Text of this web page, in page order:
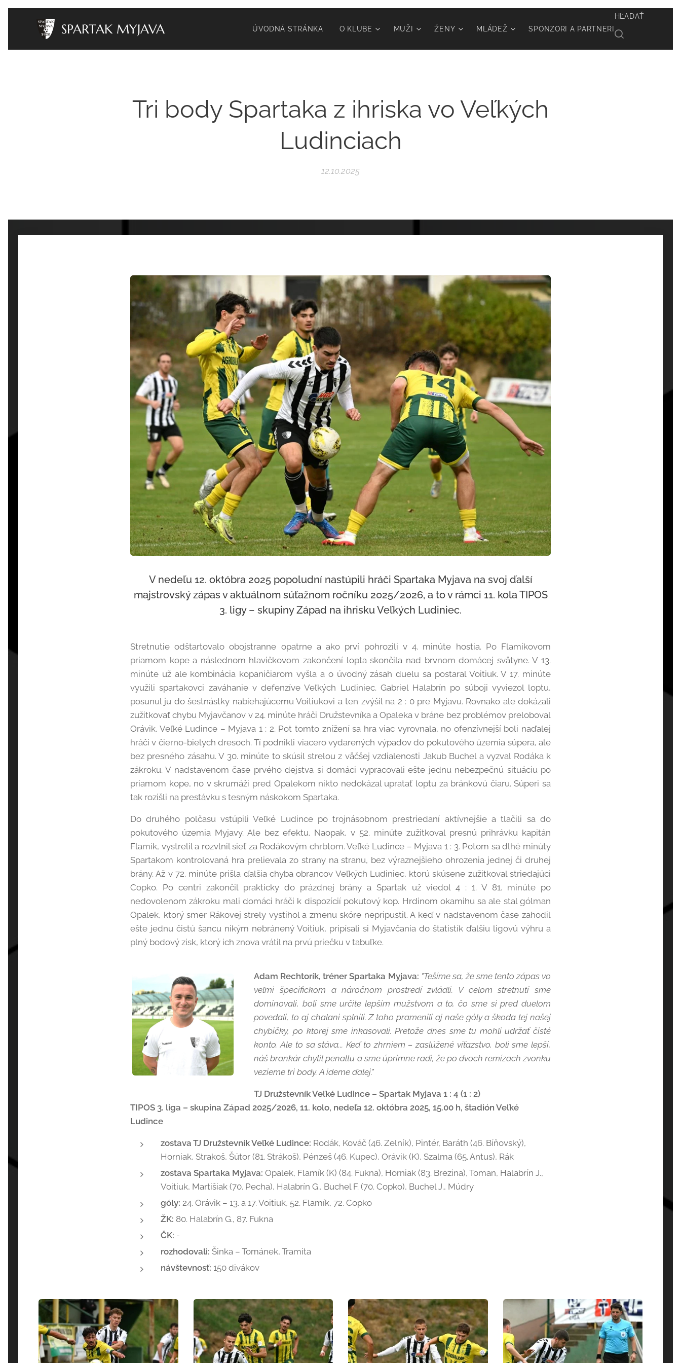
SPARTAK MYJAVA ÚVODNÁ STRÁNKA O KLUBE MUŽI ŽENY MLÁDEŽ SPONZORI A PARTNERI
HĽADAŤ
Tri body Spartaka z ihriska vo Veľkých
Ludinciach
12.10.2025
V nedeľu 12. októbra 2025 popoludní nastúpili hráči Spartaka Myjava na svoj ďalší
majstrovský zápas v aktuálnom súťažnom ročníku 2025/2026, a to v rámci 11. kola TIPOS
3. ligy – skupiny Západ na ihrisku Veľkých Ludiniec.
Stretnutie odštartovalo obojstranne opatrne a ako prví pohrozili v 4. minúte hostia. Po Flamíkovom
priamom kope a následnom hlavičkovom zakončení lopta skončila nad brvnom domácej svätyne. V 13.
minúte už ale kombinácia kopaničiarom vyšla a o úvodný zásah duelu sa postaral Voitiuk. V 17. minúte
využili spartakovci zaváhanie v defenzíve Veľkých Ludiniec. Gabriel Halabrín po súboji vyviezol loptu,
posunul ju do šestnástky nabiehajúcemu Voitiukovi a ten zvýšil na 2 : 0 pre Myjavu. Rovnako ale dokázali
zužitkovať chybu Myjavčanov v 24. minúte hráči Družstevníka a Opaleka v bráne bez problémov preloboval
Orávik. Veľké Ludince – Myjava 1 : 2. Pot tomto znížení sa hra viac vyrovnala, no ofenzívnejší boli naďalej
hráči v čierno-bielych dresoch. Tí podnikli viacero vydarených výpadov do pokutového územia súpera, ale
bez presného zásahu. V 30. minúte to skúsil strelou z väčšej vzdialenosti Jakub Buchel a vyzval Rodáka k
zákroku. V nadstavenom čase prvého dejstva si domáci vypracovali ešte jednu nebezpečnú situáciu po
priamom kope, no v skrumáži pred Opalekom nikto nedokázal upratať loptu za bránkovú čiaru. Súperi sa
tak rozišli na prestávku s tesným náskokom Spartaka.
Do druhého polčasu vstúpili Veľké Ludince po trojnásobnom prestriedaní aktívnejšie a tlačili sa do
pokutového územia Myjavy. Ale bez efektu. Naopak, v 52. minúte zužitkoval presnú prihrávku kapitán
Flamík, vystrelil a rozvlnil sieť za Rodákovým chrbtom. Veľké Ludince – Myjava 1 : 3. Potom sa dlhé minúty
Spartakom kontrolovaná hra prelievala zo strany na stranu, bez výraznejšieho ohrozenia jednej či druhej
brány. Až v 72. minúte prišla ďalšia chyba obrancov Veľkých Ludiniec, ktorú skúsene zužitkoval striedajúci
Copko. Po centri zakončil prakticky do prázdnej brány a Spartak už viedol 4 : 1. V 81. minúte po
nedovolenom zákroku mali domáci hráči k dispozícií pokutový kop. Hrdinom okamihu sa ale stal gólman
Opalek, ktorý smer Rákovej strely vystihol a zmenu skóre nepripustil. A keď v nadstavenom čase zahodil
ešte jednu čistú šancu nikým nebránený Voitiuk, pripísali si Myjavčania do štatistík ďalšiu ligovú výhru a
plný bodový zisk, ktorý ich znova vrátil na prvú priečku v tabuľke.
Adam Rechtorík, tréner Spartaka Myjava: "Tešíme sa, že sme tento zápas vo
veľmi špecifickom a náročnom prostredí zvládli. V celom stretnutí sme
dominovali, boli sme určite lepším mužstvom a to, čo sme si pred duelom
povedali, to aj chalani splnili. Z toho pramenili aj naše góly a škoda tej našej
chybičky, po ktorej sme inkasovali. Pretože dnes sme tu mohli udržať čisté
konto. Ale to sa stáva... Keď to zhrniem – zaslúžené víťazstvo, boli sme lepší,
náš brankár chytil penaltu a sme úprimne radi, že po dvoch remízach zvonku
vezieme tri body. A ideme ďalej."
TJ Družstevník Veľké Ludince – Spartak Myjava 1 : 4 (1 : 2)
TIPOS 3. liga – skupina Západ 2025/2026, 11. kolo, nedeľa 12. októbra 2025, 15.00 h, štadión Veľké
Ludince
zostava TJ Družstevník Veľké Ludince: Rodák, Kováč (46. Zelník), Pintér, Baráth (46. Bíňovský),
Horniak, Strakoš, Šútor (81. Strákoš), Pénzeš (46. Kupec), Orávik (K), Szalma (65. Antus), Rák
zostava Spartaka Myjava: Opalek, Flamík (K) (84. Fukna), Horniak (83. Brezina), Toman, Halabrín J.,
Voitiuk, Martišiak (70. Pecha), Halabrín G., Buchel F. (70. Copko), Buchel J., Múdry
góly: 24. Orávik – 13. a 17. Voitiuk, 52. Flamík, 72. Copko
ŽK: 80. Halabrín G., 87. Fukna
ČK: -
rozhodovali: Šinka – Tománek, Tramita
návštevnosť: 150 divákov